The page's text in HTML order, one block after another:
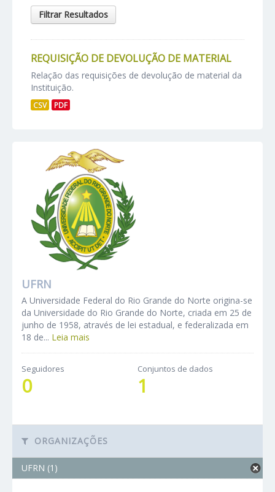
Filtrar Resultados
REQUISIÇÃO DE DEVOLUÇÃO DE MATERIAL
Relação das requisições de devolução de material da
Instituição.
CSV PDF
UFRN
A Universidade Federal do Rio Grande do Norte origina-se
da Universidade do Rio Grande do Norte, criada em 25 de
junho de 1958, através de lei estadual, e federalizada em
18 de... Leia mais
Seguidores
0
Conjuntos de dados
1
ORGANIZAÇÕES
UFRN (1)